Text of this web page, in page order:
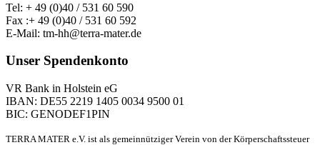
Tel: + 49 (0)40 / 531 60 590
Fax :+ 49 (0)40 / 531 60 592
E-Mail: tm-hh@terra-mater.de
Unser Spendenkonto
VR Bank in Holstein eG
IBAN: DE55 2219 1405 0034 9500 01
BIC: GENODEF1PIN
TERRA MATER e.V. ist als gemeinnütziger Verein von der Körperschaftssteuer